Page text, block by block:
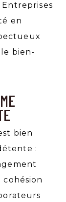
Entreprises
en
bien-
bien
: